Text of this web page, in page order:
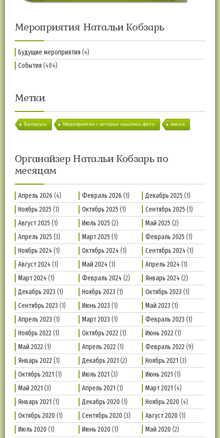
Мероприятия Натальи Кобзарь
Будущие мероприятия (4)
События (484)
Метки
Беларусь Мероприятия с которых нашлись фото минск
Органайзер Натальи Кобзарь по
месяцам
Апрель 2026 (4) Февраль 2026 (1) Декабрь 2025 (1)
Ноябрь 2025 (1) Октябрь 2025 (1) Сентябрь 2025 (1)
Август 2025 (1) Июль 2025 (2) Май 2025 (2)
Апрель 2025 (3) Март 2025 (1) Февраль 2025 (1)
Ноябрь 2024 (1) Октябрь 2024 (1) Сентябрь 2024 (1)
Август 2024 (1) Май 2024 (1) Апрель 2024 (1)
Март 2024 (1) Февраль 2024 (2) Январь 2024 (2)
Декабрь 2023 (1) Ноябрь 2023 (1) Октябрь 2023 (1)
Сентябрь 2023 (1) Июнь 2023 (1) Май 2023 (1)
Апрель 2023 (1) Март 2023 (1) Февраль 2023 (1)
Ноябрь 2022(1) Октябрь 2022(1) Июнь 2022(1)
Май 2022(1) Апрель 2022(1) Февраль 2022(9)
Январь 2022(1) Декабрь 2021 (2) Ноябрь 2021 (3)
Октябрь 2021 (1) Июль 2021 (3) Июнь 2021 (1)
Май 2021 (3) Апрель 2021 (1) Март 2021 (4)
Январь 2021 (1) Декабрь 2020 (1) Ноябрь 2020 (4)
Октябрь 2020 (1) Сентябрь 2020 (3) Август 2020 (1)
Июль 2020 (1) Июнь 2020 (1) Май 2020 (2)